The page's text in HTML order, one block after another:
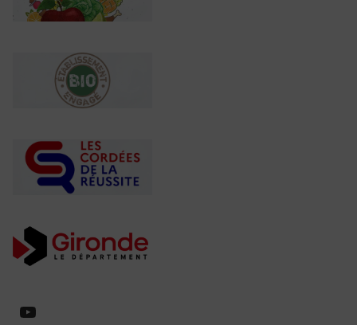
https://www.youtube.com/